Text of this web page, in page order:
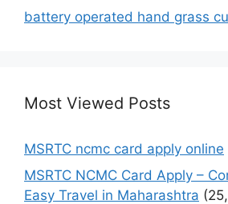
battery operated hand grass
Most Viewed Posts
MSRTC ncmc card apply online
MSRTC NCMC Card Apply –
Easy Travel in Maharashtra